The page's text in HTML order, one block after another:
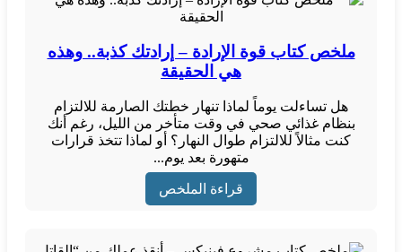
ملخص كتاب قوة الإرادة – إرادتك كذبة.. وهذه
هي الحقيقة
هل تساءلت يوماً لماذا تنهار خطتك الصارمة للالتزام
بنظام غذائي صحي في وقت متأخر من الليل، رغم أنك
كنت مثالاً للالتزام طوال النهار؟ أو لماذا تتخذ قرارات
متهورة بعد يوم...
قراءة الملخص